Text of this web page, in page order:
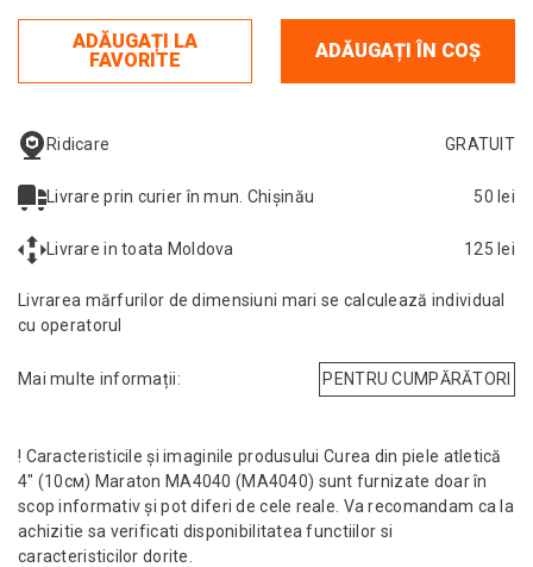
ADĂUGAȚI LA
FAVORITE
ADĂUGAȚI ÎN COȘ
Ridicare GRATUIT
Livrare prin curier în mun. Chișinău 50 lei
Livrare in toata Moldova 125 lei
Livrarea mărfurilor de dimensiuni mari se calculează individual
cu operatorul
Mai multe informații: PENTRU CUMPĂRĂTORI
! Caracteristicile și imaginile produsului Curea din piele atletică
4" (10см) Maraton MA4040 (MA4040) sunt furnizate doar în
scop informativ și pot diferi de cele reale. Va recomandam ca la
achizitie sa verificati disponibilitatea functiilor si
caracteristicilor dorite.